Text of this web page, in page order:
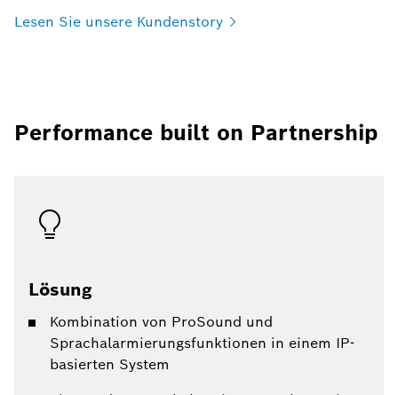
Lesen Sie unsere Kundenstory
Performance built on Partnership
Lösung
Kombination von ProSound und
Sprachalarmierungsfunktionen in einem IP-
basierten System